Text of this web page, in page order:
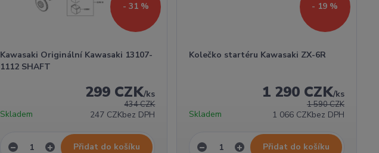
- 31 %
Kawasaki Originální Kawasaki 13107-
1112 SHAFT
434 CZK
299 CZK/ks
247 CZKbez DPH
Skladem
Přidat do košíku
- 19 %
Kolečko startéru Kawasaki ZX-6R
1 590 CZK
1 290 CZK/ks
1 066 CZKbez DPH
Skladem
Přidat do košíku